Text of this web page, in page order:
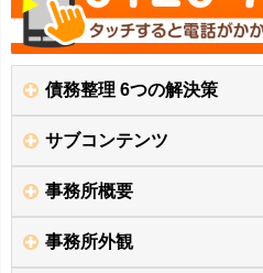
債務整理 6つの解決策
サブコンテンツ
事務所概要
事務所外観